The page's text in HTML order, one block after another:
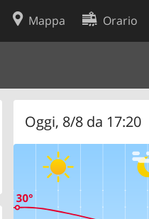
Mappa Orario
Oggi, 8/8 da 17:20